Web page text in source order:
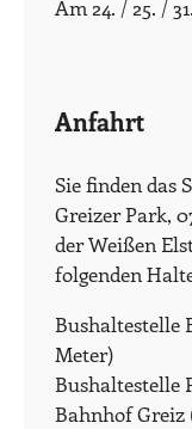
Am 24. / 25. /
Anfahrt
Sie finden das
Greizer Park,
der Weißen
folgenden
Bushaltestelle
Meter)
Bushaltestelle
Bahnhof Greiz